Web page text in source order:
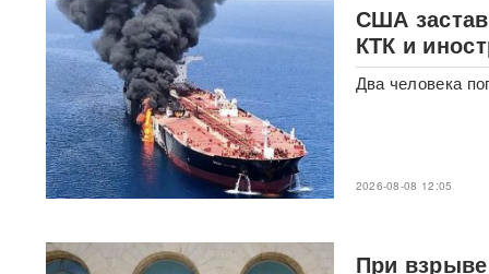
С баллистикой для Украины:
в РФ прибыло
подразделение ракетчиков
КНДР
Опубликовано откровенное
письмо Дианы Шурыгиной из
СИЗО
месяц пять человек
покончили с жизнью
США
КТК и
Два человека
2026-08-08 12:05
При